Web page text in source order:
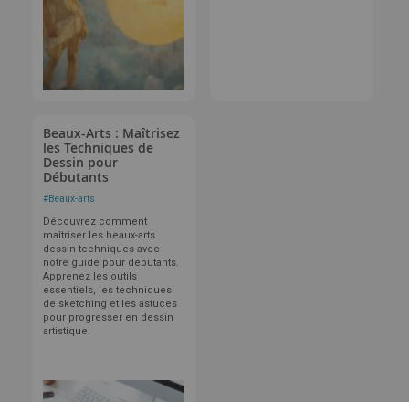
Beaux-Arts : Maîtrisez
les Techniques de
Dessin pour
Débutants
#Beaux-arts
Découvrez comment
maîtriser les beaux-arts
dessin techniques avec
notre guide pour débutants.
Apprenez les outils
essentiels, les techniques
de sketching et les astuces
pour progresser en dessin
artistique.